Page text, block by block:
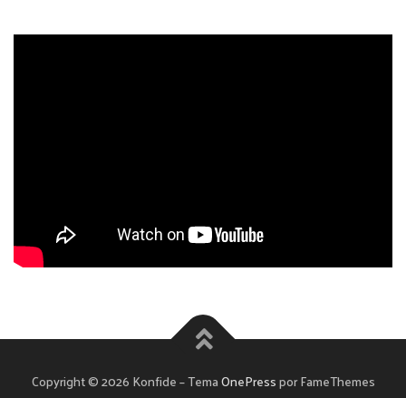
Copyright © 2026 Konfide–TemaOnePresspor FameThemes